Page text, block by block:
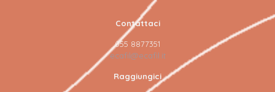
Contattaci
055 8877351
ecafil@ecafil.it
Raggiungici